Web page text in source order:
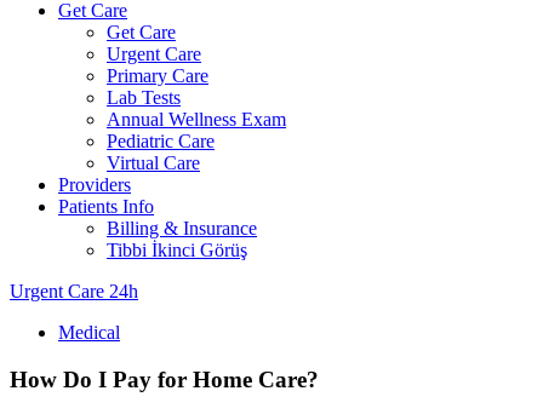
Get Care
Get Care
Urgent Care
Primary Care
Lab Tests
Annual Wellness Exam
Pediatric Care
Virtual Care
Providers
Patients Info
Billing & Insurance
Tibbi İkinci Görüş
Urgent Care 24h
Medical
How Do I Pay for Home Care?